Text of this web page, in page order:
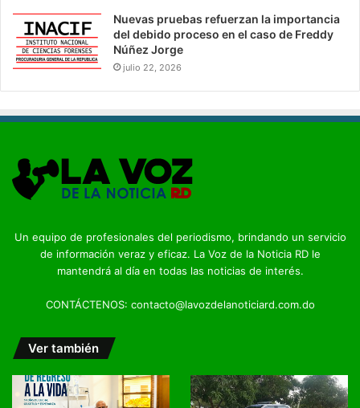
Nuevas pruebas refuerzan la importancia
del debido proceso en el caso de Freddy
Núñez Jorge
julio 22, 2026
Un equipo de profesionales del periodismo, brindando un servicio
de información veraz y eficaz. La Voz de la Noticia RD le
mantendrá al día en todas las noticias de interés.
CONTÁCTENOS: contacto@lavozdelanoticiard.com.do
Ver también